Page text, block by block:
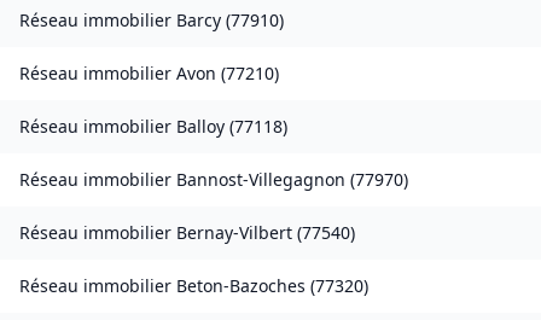
Réseau immobilier Barcy (77910)
Réseau immobilier Avon (77210)
Réseau immobilier Balloy (77118)
Réseau immobilier Bannost-Villegagnon (77970)
Réseau immobilier Bernay-Vilbert (77540)
Réseau immobilier Beton-Bazoches (77320)